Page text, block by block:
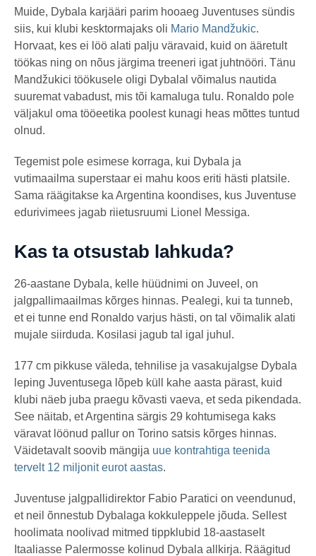
Muide, Dybala karjääri parim hooaeg Juventuses sündis
siis, kui klubi kesktormajaks oli Mario Mandžukic.
Horvaat, kes ei löö alati palju väravaid, kuid on ääretult
töökas ning on nõus järgima treeneri igat juhtnööri. Tänu
Mandžukici töökusele oligi Dybalal võimalus nautida
suuremat vabadust, mis tõi kamaluga tulu. Ronaldo pole
väljakul oma tööeetika poolest kunagi heas mõttes tuntud
olnud.
Tegemist pole esimese korraga, kui Dybala ja
vutimaailma superstaar ei mahu koos eriti hästi platsile.
Sama räägitakse ka Argentina koondises, kus Juventuse
edurivimees jagab riietusruumi Lionel Messiga.
Kas ta otsustab lahkuda?
26-aastane Dybala, kelle hüüdnimi on Juveel, on
jalgpallimaailmas kõrges hinnas. Pealegi, kui ta tunneb,
et ei tunne end Ronaldo varjus hästi, on tal võimalik alati
mujale siirduda. Kosilasi jagub tal igal juhul.
177 cm pikkuse väleda, tehnilise ja vasakujalgse Dybala
leping Juventusega lõpeb küll kahe aasta pärast, kuid
klubi näeb juba praegu kõvasti vaeva, et seda pikendada.
See näitab, et Argentina särgis 29 kohtumisega kaks
väravat löönud pallur on Torino satsis kõrges hinnas.
Väidetavalt soovib mängija uue kontrahtiga teenida
tervelt 12 miljonit eurot aastas.
Juventuse jalgpallidirektor Fabio Paratici on veendunud,
et neil õnnestub Dybalaga kokkuleppele jõuda. Sellest
hoolimata noolivad mitmed tippklubid 18-aastaselt
Itaaliasse Palermosse kolinud Dybala allkirja. Räägitud